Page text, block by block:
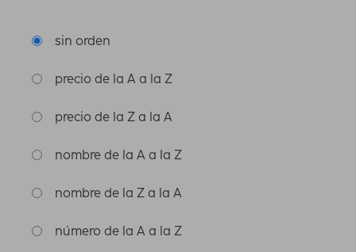
sin orden
precio de la A a la Z
precio de la Z a la A
nombre de la A a la Z
nombre de la Z a la A
número de la A a la Z